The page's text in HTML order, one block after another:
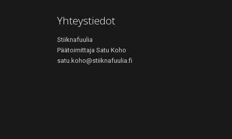
Yhteystiedot
Stiiknafuulia
Päätoimittaja Satu Koho
satu.koho@stiiknafuulia.fi